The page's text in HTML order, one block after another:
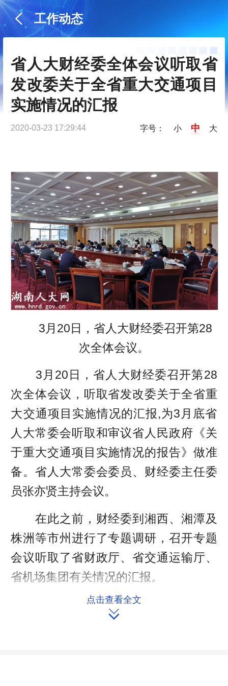
工作动态
省人大财经委全体会议听取省
发改委关于全省重大交通项目
实施情况的汇报
2020-03-23 17:29:44 字号： 小 中 大
3月20日，省人大财经委召开第28
次全体会议。
3月20日，省人大财经委召开第28
次全体会议，听取省发改委关于全省重
大交通项目实施情况的汇报,为3月底省
人大常委会听取和审议省人民政府《关
于重大交通项目实施情况的报告》做准
备。省人大常委会委员、财经委主任委
员张亦贤主持会议。
在此之前，财经委到湘西、湘潭及
株洲等市州进行了专题调研，召开专题
会议听取了省财政厅、省交通运输厅、
省机场集团有关情况的汇报。
近年来，我省交通运输行业实现跨
越式发展，“十三五”前四年累计完成投
点击查看全文
